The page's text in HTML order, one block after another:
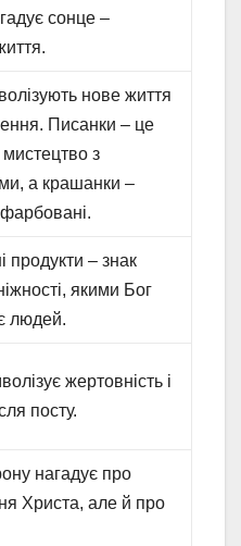
сонце –
нове життя
Писанки – це
з
а крашанки –
продукти – знак
якими Бог
людей.
жертовність і
посту.
нагадує про
Христа, але й про